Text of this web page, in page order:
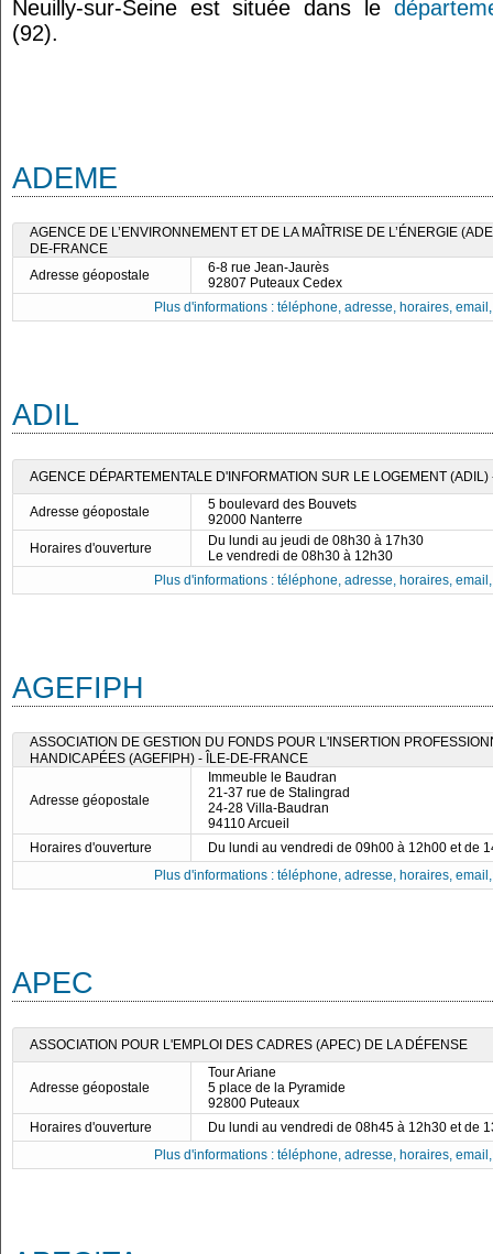
Neuilly-sur-Seine est située dans le
(92).
ADEME
AGENCE DE L’ENVIRONNEMENT ET DE LA MAÎTRISE DE L’ÉNERGIE
DE-FRANCE
Adresse géopostale
6-8 rue Jean-Jaurès
92807 Puteaux Cedex
Plus d'informations : téléphone, adresse, horaires,
ADIL
AGENCE DÉPARTEMENTALE D'INFORMATION SUR LE LOGEMENT
Adresse géopostale
5 boulevard des Bouvets
92000 Nanterre
Horaires d'ouverture
Du lundi au jeudi de 08h30 à 17h30
Le vendredi de 08h30 à 12h30
Plus d'informations : téléphone, adresse, horaires,
AGEFIPH
ASSOCIATION DE GESTION DU FONDS POUR L'INSERTION
HANDICAPÉES (AGEFIPH) - ÎLE-DE-FRANCE
Adresse géopostale
Immeuble le Baudran
21-37 rue de Stalingrad
24-28 Villa-Baudran
94110 Arcueil
Horaires d'ouverture
Du lundi au vendredi de 09h00 à 12h00 et de
Plus d'informations : téléphone, adresse, horaires,
APEC
ASSOCIATION POUR L'EMPLOI DES CADRES (APEC) DE LA DÉFENSE
Adresse géopostale
Tour Ariane
5 place de la Pyramide
92800 Puteaux
Horaires d'ouverture
Du lundi au vendredi de 08h45 à 12h30 et de
Plus d'informations : téléphone, adresse, horaires,